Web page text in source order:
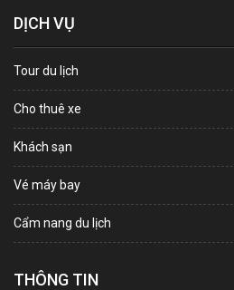
DỊCH VỤ
Tour du lịch
Cho thuê xe
Khách sạn
Vé máy bay
Cẩm nang du lịch
THÔNG TIN